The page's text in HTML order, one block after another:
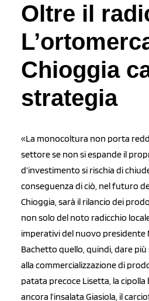
Oltre il
Chioggia
strategia
«La monocoltura non porta
settore se non si espande il
d’investimento si rischia di
conseguenza di ciò, nel futuro
Chioggia, sarà il rilancio dei
non solo del noto radicchio
imperativi del nuovo presidente
Bachetto quello, quindi, dare
alla commercializzazione di
patata precoce Lisetta, la cipolla
ancora l’insalata Giasiola, il